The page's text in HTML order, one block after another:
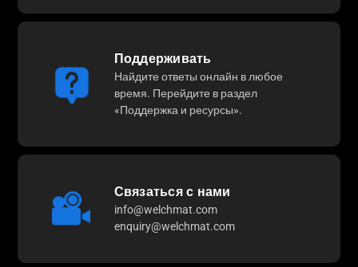
Поддерживать
Найдите ответы онлайн в любое
время. Перейдите в раздел
«Поддержка и ресурсы».
Связаться с нами
info@welchmat.com
enquiry@welchmat.com